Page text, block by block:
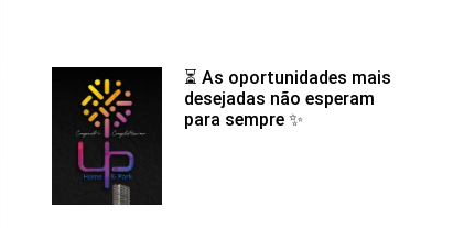
⏳ As oportunidades mais
desejadas não esperam
para sempre ✨